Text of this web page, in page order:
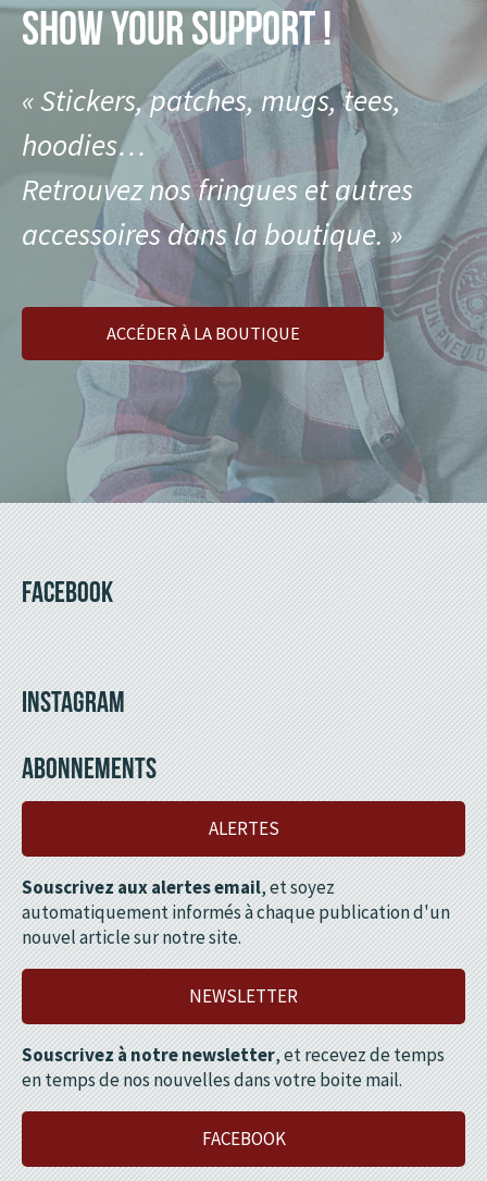
SHOW YOUR SUPPORT !
« Stickers, patches, mugs, tees,
hoodies…
Retrouvez nos fringues et autres
accessoires dans la boutique. »
ACCÉDER À LA BOUTIQUE
FACEBOOK
INSTAGRAM
ABONNEMENTS
ALERTES
Souscrivez aux alertes email, et soyez
automatiquement informés à chaque publication d'un
nouvel article sur notre site.
NEWSLETTER
Souscrivez à notre newsletter, et recevez de temps
en temps de nos nouvelles dans votre boite mail.
FACEBOOK